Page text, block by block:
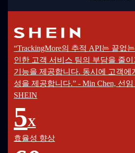
“TrackingMore의 추적 API는 끝없
인한 고객 서비스 팀의 부담을 줄
기능을 제공합니다. 동시에 고객에
성을 제공합니다.” - Min Chen, 선
SHEIN
5X
효율성 향상